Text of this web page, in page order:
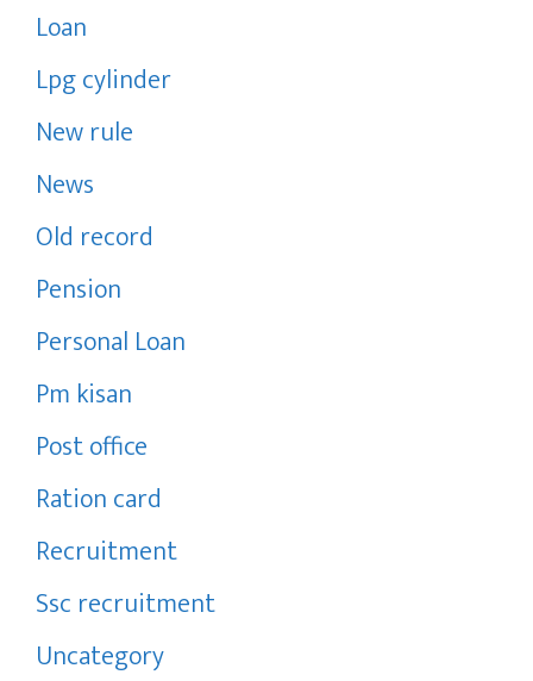
Loan
Lpg cylinder
New rule
News
Old record
Pension
Personal Loan
Pm kisan
Post office
Ration card
Recruitment
Ssc recruitment
Uncategory